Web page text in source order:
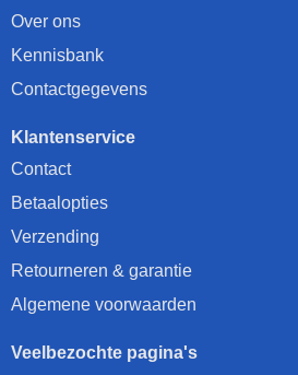
Over ons
Kennisbank
Contactgegevens
Klantenservice
Contact
Betaalopties
Verzending
Retourneren & garantie
Algemene voorwaarden
Veelbezochte pagina's